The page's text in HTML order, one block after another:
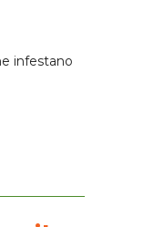
infestano